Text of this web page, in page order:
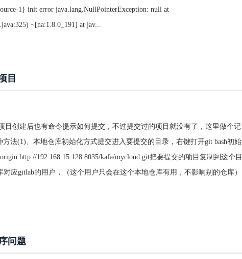
1} init error java.lang.NullPointerException: null at
~[na:1.8.0_191] at jav...
目
目创建后也有命令提示如何提交，不过提交过的项目就没有了，这里做个记
法(1)、本地仓库初始化方式提交进入要提交的目录，右键打开git bash初始
http://192.168.15.128:8035/kafa/mycloud.git把要提交的项目复制到这个目
应gitlab的用户，（这个用户只会在这个本地仓库有用，不影响别的仓库）
问题